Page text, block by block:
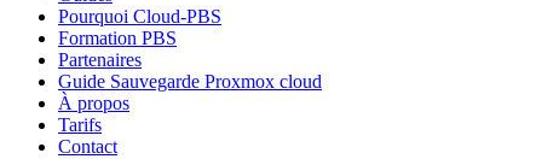
Pourquoi Cloud-PBS
Formation PBS
Partenaires
Guide Sauvegarde Proxmox cloud
À propos
Tarifs
Contact